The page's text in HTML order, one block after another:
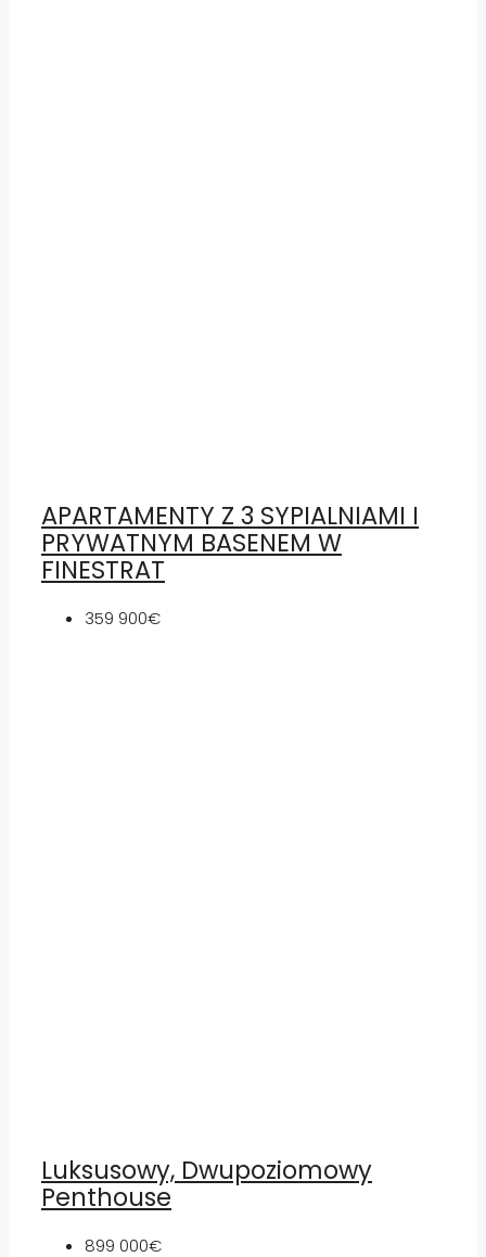
APARTAMENTY Z 3 SYPIALNIAMI I
PRYWATNYM BASENEM W
FINESTRAT
359 900€
Luksusowy, Dwupoziomowy
Penthouse
899 000€